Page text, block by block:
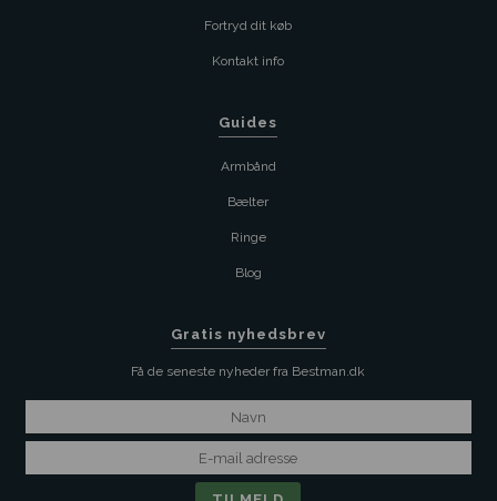
Fortryd dit køb
Kontakt info
Guides
Armbånd
Bælter
Ringe
Blog
Gratis nyhedsbrev
Få de seneste nyheder fra Bestman.dk